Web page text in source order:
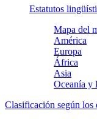
Estatutos
Mapa del
América
Europa
África
Asia
Oceanía y
Clasificación según los